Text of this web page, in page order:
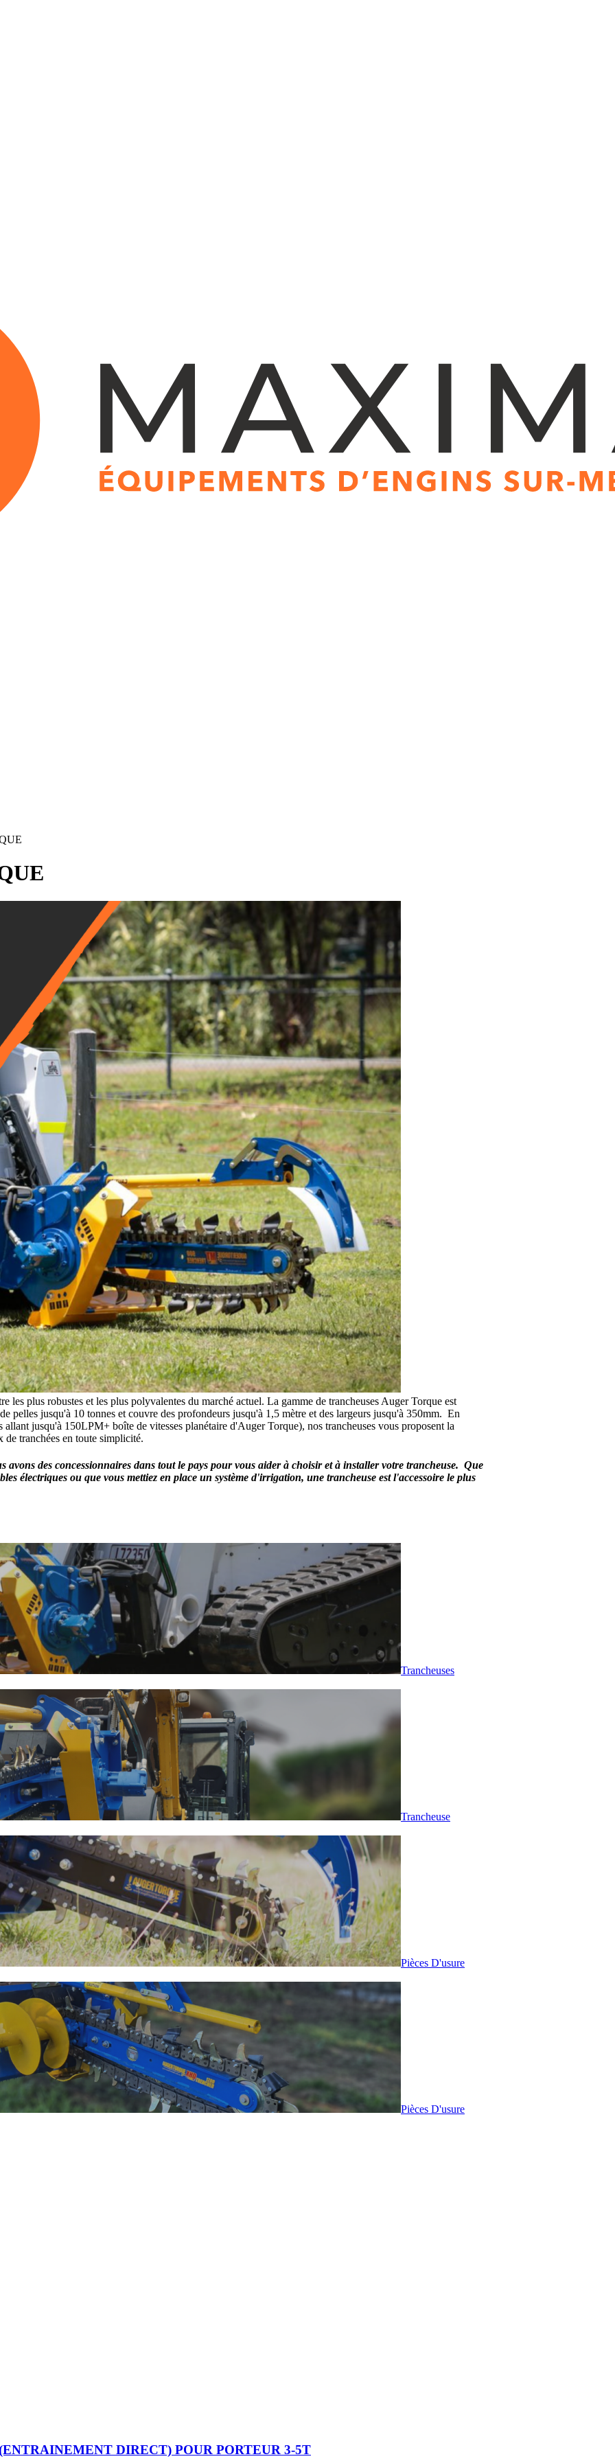
les plus robustes et les plus polyvalentes du marché actuel. La gamme de trancheuses Auger Torque est
pelles jusqu'à 10 tonnes et couvre des profondeurs jusqu'à 1,5 mètre et des largeurs jusqu'à 350mm. En
jusqu'à 150LPM+ boîte de vitesses planétaire d'Auger Torque), nos trancheuses vous proposent la
tranchées en toute simplicité.
des concessionnaires dans tout le pays pour vous aider à choisir et à installer votre trancheuse. Que
électriques ou que vous mettiez en place un système d'irrigation, une trancheuse est l'accessoire le plus
Trancheuses
Trancheuse
Pièces D'usure
Pièces D'usure
DIRECT) POUR PORTEUR 3-5T